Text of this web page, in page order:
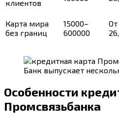
клиентов
Карта мира
без границ
15000–
600000
От
Банк выпускает
Особенности
Промсвязьбанка